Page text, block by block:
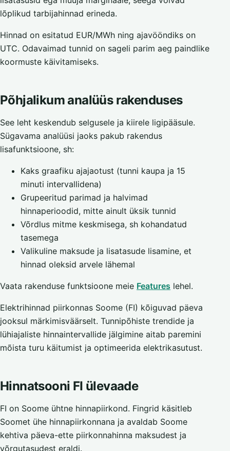
lõplikud tarbijahinnad erineda.
Hinnad on esitatud EUR/MWh ning ajavööndiks on
UTC. Odavaimad tunnid on sageli parim aeg paindlike
koormuste käivitamiseks.
Põhjalikum analüüs rakenduses
See leht keskendub selgusele ja kiirele ligipääsule.
Sügavama analüüsi jaoks pakub rakendus
lisafunktsioone, sh:
Kaks graafiku ajajaotust (tunni kaupa ja 15
minuti intervallidena)
Grupeeritud parimad ja halvimad
hinnaperioodid, mitte ainult üksik tunnid
Võrdlus mitme keskmisega, sh kohandatud
tasemega
Valikuline maksude ja lisatasude lisamine, et
hinnad oleksid arvele lähemal
Vaata rakenduse funktsioone meie Features lehel.
Elektrihinnad piirkonnas Soome (FI) kõiguvad päeva
jooksul märkimisväärselt. Tunnipõhiste trendide ja
lühiajaliste hinnaintervallide jälgimine aitab paremini
mõista turu käitumist ja optimeerida elektrikasutust.
Hinnatsooni FI ülevaade
FI on Soome ühtne hinnapiirkond. Fingrid käsitleb
Soomet ühe hinnapiirkonnana ja avaldab Soome
kehtiva päeva-ette piirkonnahinna maksudest ja
võrgutasudest eraldi.